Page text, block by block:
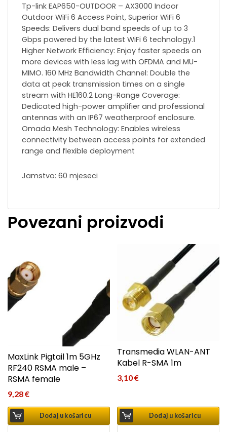
Tp-link EAP650-OUTDOOR – AX3000 Indoor
Outdoor WiFi 6 Access Point, Superior WiFi 6
Speeds: Delivers dual band speeds of up to 3
Gbps powered by the latest WiFi 6 technology.1
Higher Network Efficiency: Enjoy faster speeds on
more devices with less lag with OFDMA and MU-
MIMO. 160 MHz Bandwidth Channel: Double the
data at peak transmission times on a single
stream with HE160.2 Long-Range Coverage:
Dedicated high-power amplifier and professional
antennas with an IP67 weatherproof enclosure.
Omada Mesh Technology: Enables wireless
connectivity between access points for extended
range and flexible deployment
Jamstvo: 60 mjeseci
Povezani proizvodi
MaxLink Pigtail 1m 5GHz
RF240 RSMA male –
RSMA female
9,28€
Dodaj u košaricu
Transmedia WLAN-ANT
Kabel R-SMA 1m
3,10€
Dodaj u košaricu